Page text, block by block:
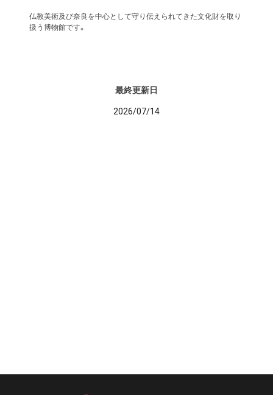
仏教美術及び奈良を中心として守り伝えられてきた文化財を取り
扱う博物館です。
最終更新日
2026/07/14